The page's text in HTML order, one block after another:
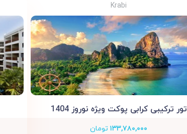
Krabi
تور ترکیبی کرابی پوکت ویژه نوروز 1404
۱۳۳,۷۸۰,۰۰۰ تومان